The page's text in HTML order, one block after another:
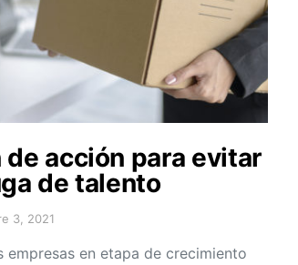
de acción para evitar
de talento
3, 2021
empresas en etapa de crecimiento